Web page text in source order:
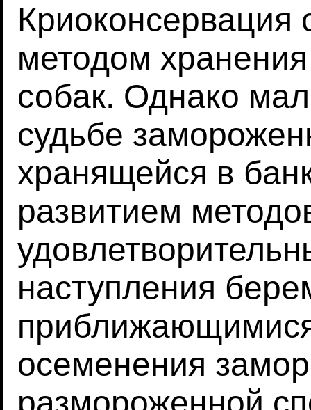
Криоконсервация
методом
собак. Однако
судьбе
хранящейся в
развитием
наступления
осеменения
размороженной